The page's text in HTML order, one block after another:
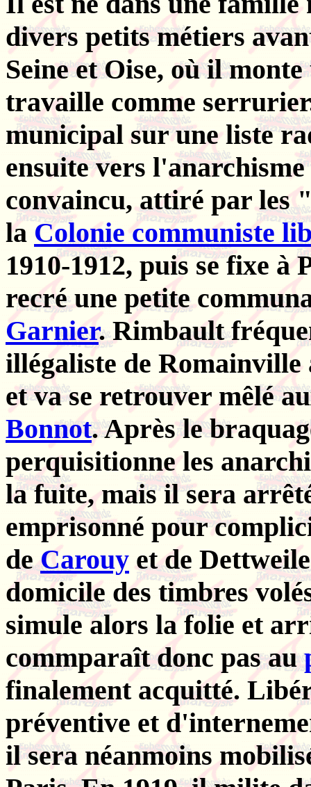
divers petits métiers
Seine et Oise, où il
travaille comme
municipal sur une liste
ensuite vers
convaincu, attiré par
la Colonie communiste
1910-1912, puis se fixe à
recré une petite
Garnier. Rimbault
illégaliste de
et va se retrouver mêlé
Bonnot. Après le
perquisitionne les
la fuite, mais il sera
emprisonné pour
deCarouyet de
domicile des timbres
simule alors la folie et
commparaît donc pas au
finalement acquitté.
préventive et
il sera néanmoins